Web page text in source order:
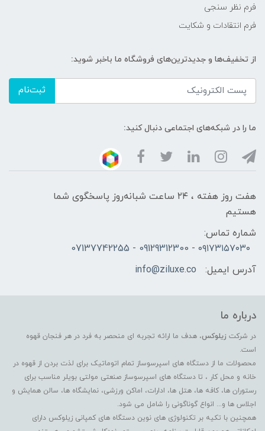
فرم نظر سنجی
فرم انتقادات و شکایت
از تخفیف‌ها و جدیدترین‌های فروشگاه ما باخبر شوید:
ثبت‌نام
ما را در شبکه‌های اجتماعی دنبال کنید:
هفت روز هفته ، ۲۴ ساعت شبانه‌روز پاسخگوی شما
هستیم
شماره تماس:
۰۹۱۷۳۱۵۷۰۳۰ - 09129312300 - 07137742255
آدرس ایمیل:
info@ziluxe.co
درباره ما
در شرکت زیلوکس، هدف ما ارائه تجربه ای منحصر به فرد در هر فنجان قهوه
است.
محصولات ما از دستگاه های اسپرسوساز تمام اتوماتیک برای لذت بردن از قهوه در
خانه و محل کار ، تا دستگاه های اسپرسوساز صنعتی مولتی بویلر مناسب برای
رستوران ها، کافه ها، هتل ها، ادارات، اماکن ورزشی، نمایشگاه ها، سالن همایش و
اجلاس ها و... انواع گوناگونی را شامل می شود.
همچنین با تکیه بر تکنولوژی های نوین دستگاه های کمپانی زیلوکس دارای